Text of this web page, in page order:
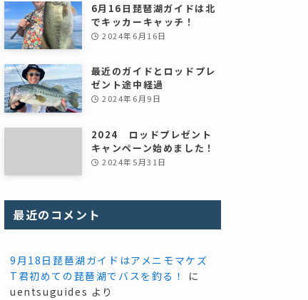
6月16日琵琶湖ガイドは北
でキッカーキャッチ！
2024年6月16日
最近のガイドとロッドプレ
ゼント途中経過
2024年6月9日
2024 ロッドプレゼント
キャンペーン始めました！
2024年5月31日
最近のコメント
9月18日琵琶湖ガイドはアメニモマケズ
T君初めての琵琶湖でバスを釣る！
に
uentsuguides より